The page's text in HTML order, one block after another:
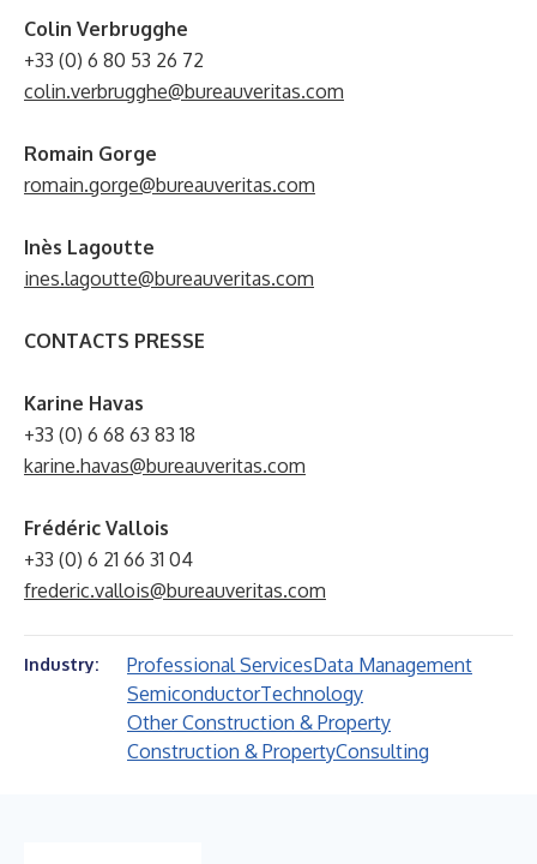
Colin Verbrugghe
+33 (0) 6 80 53 26 72
colin.verbrugghe@bureauveritas.com
Romain Gorge
romain.gorge@bureauveritas.com
Inès Lagoutte
ines.lagoutte@bureauveritas.com
CONTACTS PRESSE
Karine Havas
+33 (0) 6 68 63 83 18
karine.havas@bureauveritas.com
Frédéric Vallois
+33 (0) 6 21 66 31 04
frederic.vallois@bureauveritas.com
Industry: Professional ServicesData Management
SemiconductorTechnology
Other Construction & Property
Construction & PropertyConsulting